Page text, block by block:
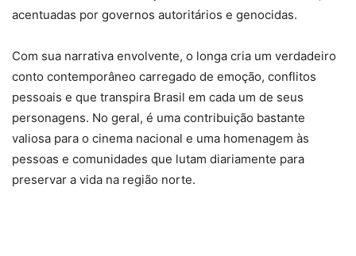
acentuadas por governos autoritários e genocidas.
Com sua narrativa envolvente, o longa cria um verdadeiro
conto contemporâneo carregado de emoção, conflitos
pessoais e que transpira Brasil em cada um de seus
personagens. No geral, é uma contribuição bastante
valiosa para o cinema nacional e uma homenagem às
pessoas e comunidades que lutam diariamente para
preservar a vida na região norte.